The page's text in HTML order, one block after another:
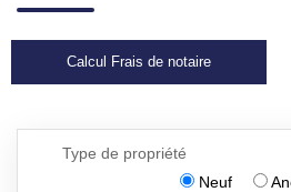
Calcul Frais de notaire